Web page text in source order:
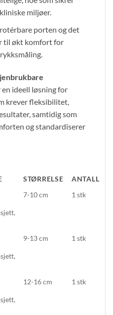
miljøer.
porten og det
til økt komfort for
en ideell løsning for
krever fleksibilitet,
samtidig som
og standardiserer
STØRRELSE
ANTALL
7-10 cm 1 stk
9-13 cm 1 stk
12-16 cm 1 stk